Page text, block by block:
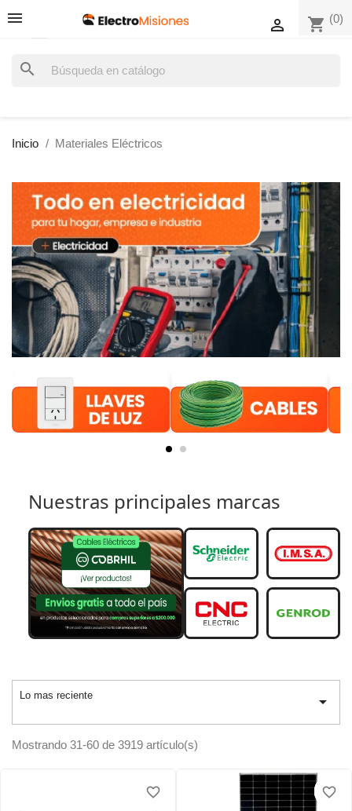
shopping_cart (0)

search
Inicio Materiales Eléctricos
Nuestras principales marcas
Lo mas reciente 
Mostrando 31-60 de 3919 artículo(s)
favorite_border
favorite_border
favorite_border favorite_border
favorite_border
favorite_border